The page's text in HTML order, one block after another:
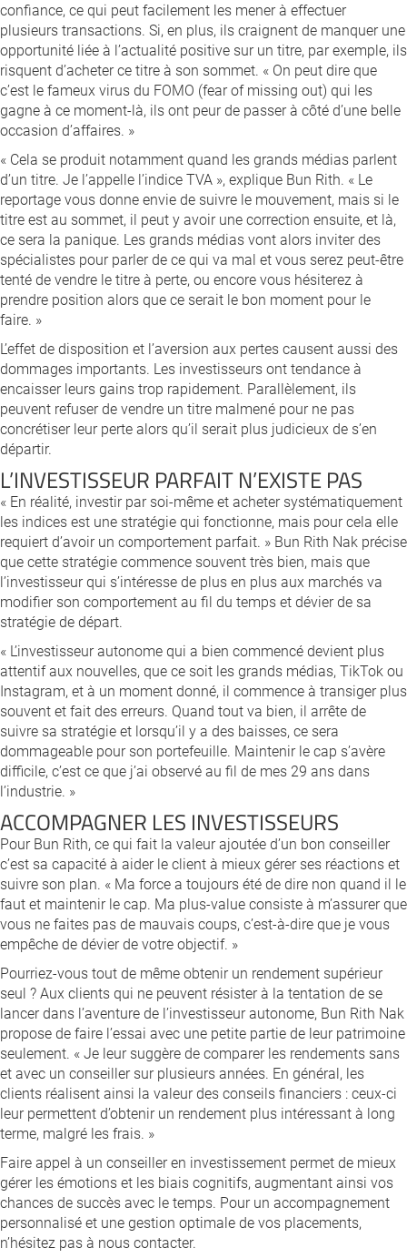
confiance, ce qui peut facilement les mener à effectuer
plusieurs transactions. Si, en plus, ils craignent de manquer une
opportunité liée à l’actualité positive sur un titre, par exemple, ils
risquent d’acheter ce titre à son sommet. « On peut dire que
c’est le fameux virus du FOMO (fear of missing out) qui les
gagne à ce moment-là, ils ont peur de passer à côté d’une belle
occasion d’affaires. »
« Cela se produit notamment quand les grands médias parlent
d’un titre. Je l’appelle l’indice TVA », explique Bun Rith. « Le
reportage vous donne envie de suivre le mouvement, mais si le
titre est au sommet, il peut y avoir une correction ensuite, et là,
ce sera la panique. Les grands médias vont alors inviter des
spécialistes pour parler de ce qui va mal et vous serez peut-être
tenté de vendre le titre à perte, ou encore vous hésiterez à
prendre position alors que ce serait le bon moment pour le
faire. »
L’effet de disposition et l’aversion aux pertes causent aussi des
dommages importants. Les investisseurs ont tendance à
encaisser leurs gains trop rapidement. Parallèlement, ils
peuvent refuser de vendre un titre malmené pour ne pas
concrétiser leur perte alors qu’il serait plus judicieux de s’en
départir.
L’INVESTISSEUR PARFAIT N’EXISTE PAS
« En réalité, investir par soi-même et acheter systématiquement
les indices est une stratégie qui fonctionne, mais pour cela elle
requiert d’avoir un comportement parfait. » Bun Rith Nak précise
que cette stratégie commence souvent très bien, mais que
l’investisseur qui s’intéresse de plus en plus aux marchés va
modifier son comportement au fil du temps et dévier de sa
stratégie de départ.
« L’investisseur autonome qui a bien commencé devient plus
attentif aux nouvelles, que ce soit les grands médias, TikTok ou
Instagram, et à un moment donné, il commence à transiger plus
souvent et fait des erreurs. Quand tout va bien, il arrête de
suivre sa stratégie et lorsqu’il y a des baisses, ce sera
dommageable pour son portefeuille. Maintenir le cap s’avère
difficile, c’est ce que j’ai observé au fil de mes 29 ans dans
l’industrie. »
ACCOMPAGNER LES INVESTISSEURS
Pour Bun Rith, ce qui fait la valeur ajoutée d’un bon conseiller
c’est sa capacité à aider le client à mieux gérer ses réactions et
suivre son plan. « Ma force a toujours été de dire non quand il le
faut et maintenir le cap. Ma plus-value consiste à m’assurer que
vous ne faites pas de mauvais coups, c’est-à-dire que je vous
empêche de dévier de votre objectif. »
Pourriez-vous tout de même obtenir un rendement supérieur
seul ? Aux clients qui ne peuvent résister à la tentation de se
lancer dans l’aventure de l’investisseur autonome, Bun Rith Nak
propose de faire l’essai avec une petite partie de leur patrimoine
seulement. « Je leur suggère de comparer les rendements sans
et avec un conseiller sur plusieurs années. En général, les
clients réalisent ainsi la valeur des conseils financiers : ceux-ci
leur permettent d’obtenir un rendement plus intéressant à long
terme, malgré les frais. »
Faire appel à un conseiller en investissement permet de mieux
gérer les émotions et les biais cognitifs, augmentant ainsi vos
chances de succès avec le temps. Pour un accompagnement
personnalisé et une gestion optimale de vos placements,
n’hésitez pas à nous contacter.